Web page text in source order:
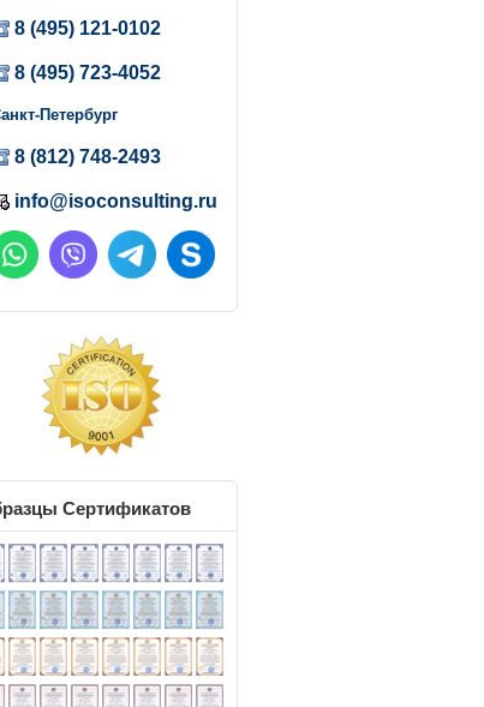
8 (495) 121-0102
8 (495) 723-4052
Петербург
8 (812) 748-2493
info@isoconsulting.ru
Сертификатов